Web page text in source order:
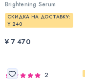
Brightening Serum
СКИДКА НА ДОСТАВКУ:
¥ 240
¥ 7 470
2